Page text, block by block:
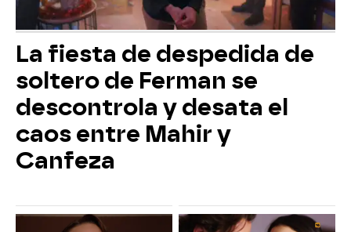
La fiesta de despedida de
soltero de Ferman se
descontrola y desata el
caos entre Mahir y
Canfeza